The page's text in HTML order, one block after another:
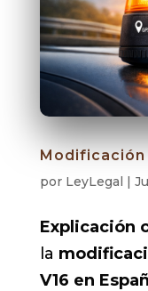
Modificación
por LeyLegal |
Explicación
la
V16 en